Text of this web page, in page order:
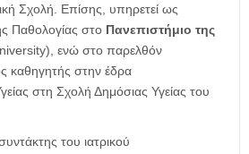
Σχολή. Επίσης, υπηρετεί ως
Παθολογίας στο Πανεπιστήμιο της
ενώ στο παρελθόν
καθηγητής στην έδρα
στη Σχολή Δημόσιας Υγείας του
του ιατρικού